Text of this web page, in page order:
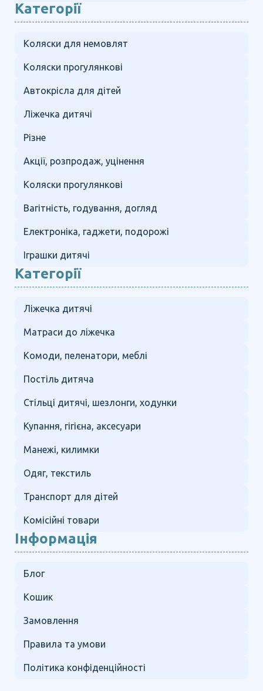
Категорії
Коляски для немовлят
Коляски прогулянкові
Автокрісла для дітей
Ліжечка дитячі
Різне
Акції, розпродаж, уцінення
Коляски прогулянкові
Вагітність, годування, догляд
Електроніка, гаджети, подорожі
Іграшки дитячі
Категорії
Ліжечка дитячі
Матраси до ліжечка
Комоди, пеленатори, меблі
Постіль дитяча
Стільці дитячі, шезлонги, ходунки
Купання, гігієна, аксесуари
Манежі, килимки
Одяг, текстиль
Транспорт для дітей
Комісійні товари
Інформація
Блог
Кошик
Замовлення
Правила та умови
Політика конфіденційності